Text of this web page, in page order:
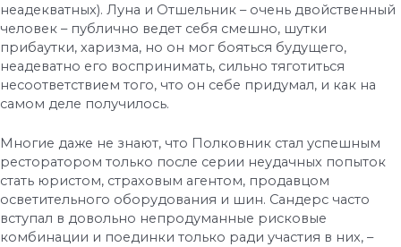
неадекватных). Луна и Отшельник – очень двойственный
человек – публично ведет себя смешно, шутки
прибаутки, харизма, но он мог бояться будущего,
неадеватно его воспринимать, сильно тяготиться
несоответствием того, что он себе придумал, и как на
самом деле получилось.
Многие даже не знают, что Полковник стал успешным
ресторатором только после серии неудачных попыток
стать юристом, страховым агентом, продавцом
осветительного оборудования и шин. Сандерс часто
вступал в довольно непродуманные рисковые
комбинации и поединки только ради участия в них, –